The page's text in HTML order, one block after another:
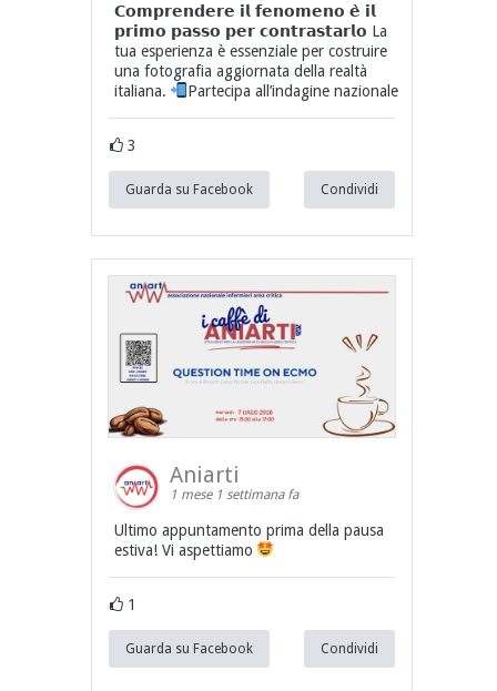
𝗖𝗼𝗺𝗽𝗿𝗲𝗻𝗱𝗲𝗿𝗲 𝗶𝗹 𝗳𝗲𝗻𝗼𝗺𝗲𝗻𝗼 𝗲̀ 𝗶𝗹
𝗽𝗿𝗶𝗺𝗼 𝗽𝗮𝘀𝘀𝗼 𝗽𝗲𝗿 𝗰𝗼𝗻𝘁𝗿𝗮𝘀𝘁𝗮𝗿𝗹𝗼 La
tua esperienza è essenziale per costruire
una fotografia aggiornata della realtà
italiana.
Partecipa all’indagine nazionale
3
Guarda su Facebook Condividi
Aniarti
1 mese 1 settimana fa
Ultimo appuntamento prima della pausa
estiva! Vi aspettiamo
1
Guarda su Facebook Condividi